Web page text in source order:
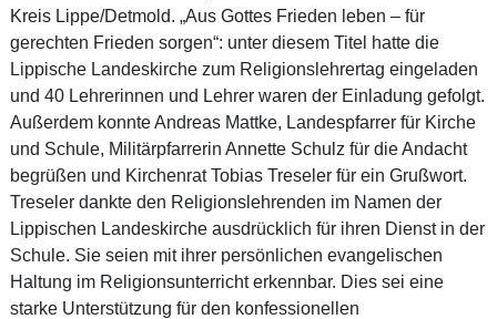
Kreis Lippe/Detmold. „Aus Gottes Frieden leben – für
gerechten Frieden sorgen“: unter diesem Titel hatte die
Lippische Landeskirche zum Religionslehrertag eingeladen
und 40 Lehrerinnen und Lehrer waren der Einladung gefolgt.
Außerdem konnte Andreas Mattke, Landespfarrer für Kirche
und Schule, Militärpfarrerin Annette Schulz für die Andacht
begrüßen und Kirchenrat Tobias Treseler für ein Grußwort.
Treseler dankte den Religionslehrenden im Namen der
Lippischen Landeskirche ausdrücklich für ihren Dienst in der
Schule. Sie seien mit ihrer persönlichen evangelischen
Haltung im Religionsunterricht erkennbar. Dies sei eine
starke Unterstützung für den konfessionellen